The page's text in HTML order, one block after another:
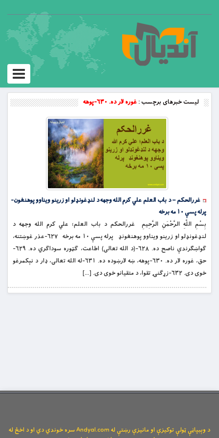
Toggle
لیست خبرهای برچسب :غوره لار ده. ۶۳۰-پوهه
غررالحکم – د باب العلم علي کرم الله وجهه د لنډغونډلو او زرینو ویناوو پوهنغون-
پرله پسې ۱۰ مه برخه
بِسْمِ اللَّهِ الرَّحْمَنِ الرَّحِيمِ غررالحکم د باب العلم؛ علي کرم الله وجهه د
لنډغونډلو او زرینو ویناوو پوهنغونډ پرله پسې ۱۰ مه برخه ۶۲۷-عذر غوښتنه،
ګواښګرندې ناصح ده. ۶۲۸-(د الله تعالی) اطاعت، ګټوره سوداګري ده. ۶۲۹-
حق، غوره لار ده. ۶۳۰-پوهه، ښه لارښوده ده. ۶۳۱-له الله تعالی، ډار د نېکمرغو
خوی دی. ۶۳۲-زړګنۍ تقوا، د متقیانو خوی دی. […]
د وېبپاڼې ټولې توکیزې او مانیزې رښتې له Andyal.com سره خوندي دي او د اخځ له